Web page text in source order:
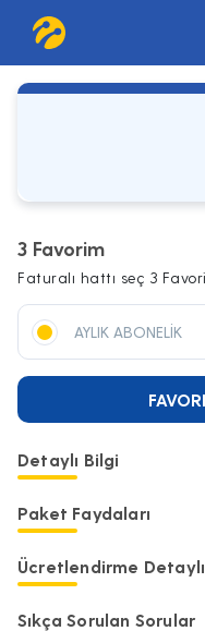
3 Favorim
Faturalı hattı seç 3
AYLIK ABONELİK
FAVORI
Detaylı Bilgi
Paket Faydaları
Ücretlendirme
Sıkça Sorulan Sorular